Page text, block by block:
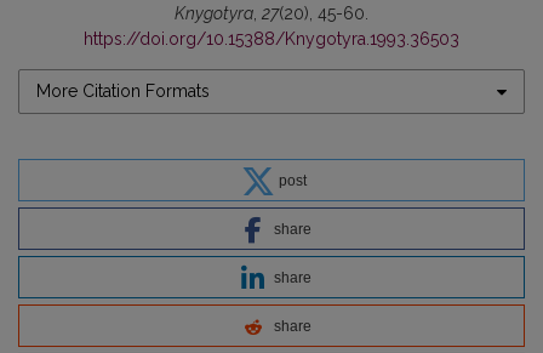
Knygotyra, 27(20), 45-60.
https://doi.org/10.15388/Knygotyra.1993.36503
More Citation Formats
post
share
share
share